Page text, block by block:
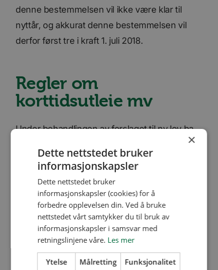
denne bestemmelsen vil ikke være klar til
nyttår, og akkurat denne bestemmelsen vil
derfor først tre i kraft 1. juli 2018.
Regler om
korttidsutleie mv
Under behandlingen av forslaget til ny lov ba
Stortinget departementet om å komme tilbake
med et forslag til regler som kan regulere
adgangen til korttidsutleie i
eierseksjonssameier. Dette vil departementet
følge opp.
Les mer om endringene på regjeringen.no
×
Dette nettstedet bruker
informasjonskapsler
Dette nettstedet bruker
informasjonskapsler (cookies) for å
forbedre opplevelsen din. Ved å bruke
nettstedet vårt samtykker du til bruk av
informasjonskapsler i samsvar med
retningslinjene våre. Les mer
Ytelse Målretting Funksjonalitet